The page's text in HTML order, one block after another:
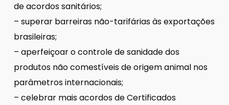
de acordos sanitários;
– superar barreiras não-tarifárias às exportações
brasileiras;
– aperfeiçoar o controle de sanidade dos
produtos não comestíveis de origem animal nos
parâmetros internacionais;
– celebrar mais acordos de Certificados